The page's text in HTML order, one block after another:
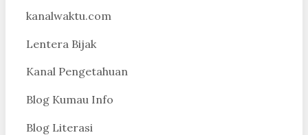
kanalwaktu.com
Lentera Bijak
Kanal Pengetahuan
Blog Kumau Info
Blog Literasi